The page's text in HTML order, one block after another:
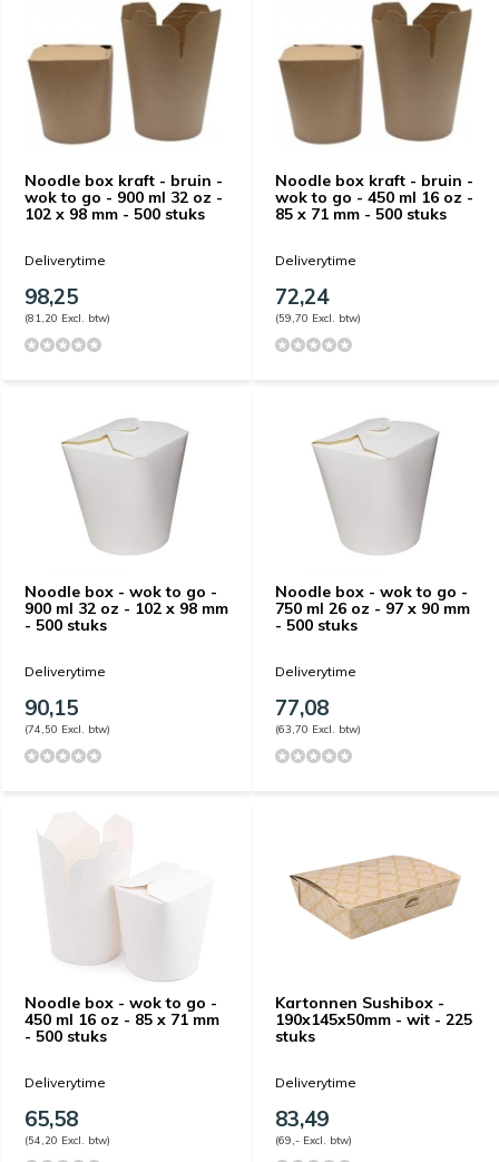
Noodle box kraft - bruin -
wok to go - 900 ml 32 oz -
102 x 98 mm - 500 stuks
Deliverytime
98,25
(81,20 Excl. btw)
Noodle box kraft - bruin -
wok to go - 450 ml 16 oz -
85 x 71 mm - 500 stuks
Deliverytime
72,24
(59,70 Excl. btw)
Noodle box - wok to go -
900 ml 32 oz - 102 x 98 mm
- 500 stuks
Deliverytime
90,15
(74,50 Excl. btw)
Noodle box - wok to go -
750 ml 26 oz - 97 x 90 mm
- 500 stuks
Deliverytime
77,08
(63,70 Excl. btw)
Noodle box - wok to go -
450 ml 16 oz - 85 x 71 mm
- 500 stuks
Deliverytime
65,58
(54,20 Excl. btw)
Kartonnen Sushibox -
190x145x50mm - wit - 225
stuks
Deliverytime
83,49
(69,- Excl. btw)